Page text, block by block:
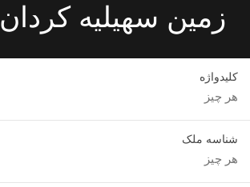
زمین سهیلیه کردان
کلیدواژه
شناسه ملک